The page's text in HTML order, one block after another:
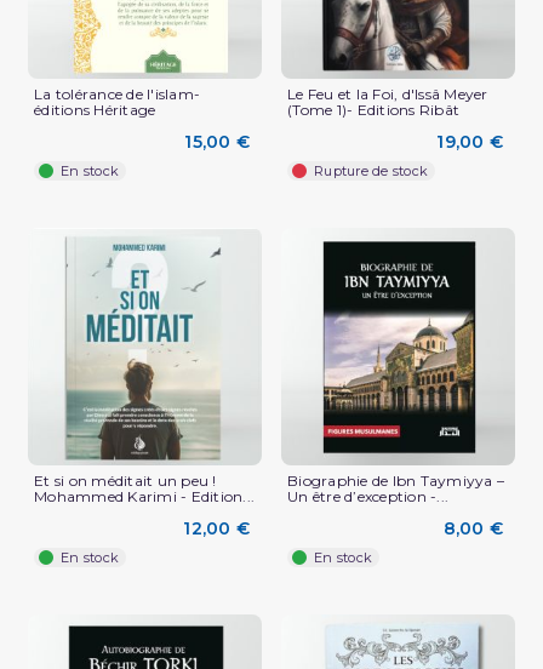
La tolérance de l'islam-
éditions Héritage
15,00 €
En stock
Le Feu et la Foi, d'Issâ Meyer
(Tome 1)- Editions Ribât
19,00 €
Rupture de stock
Et si on méditait un peu !
Mohammed Karimi - Edition...
12,00 €
En stock
Biographie de Ibn Taymiyya –
Un être d’exception -...
8,00 €
En stock